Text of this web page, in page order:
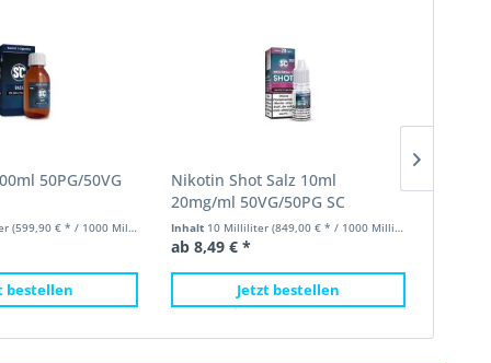
50PG/50VG
(599,90 € * / 1000 Milliliter)
bestellen
Nikotin Shot Salz 10ml
20mg/ml 50VG/50PG SC
Inhalt 10 Milliliter(849,00 € * / 1000 Milliliter)
ab 8,49 € *
Jetzt bestellen